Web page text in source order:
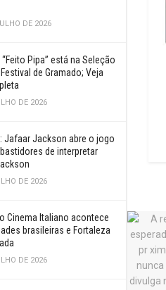
DE 2026
Pipa” está na Seleção
de Gramado; Veja
DE 2026
Jafaar Jackson abre o jogo
de interpretar
DE 2026
Cinema Italiano acontece
brasileiras e Fortaleza
DE 2026